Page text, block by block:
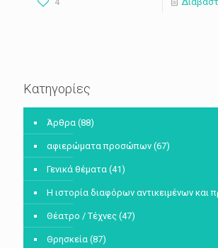
Κατηγορίες
Άρθρα (88)
αφιερώματα προσώπων (67)
Γενικά θέματα (41)
Η ιστορία διαφόρων αντικειμένων και
Θέατρο / Τέχνες (47)
Θρησκεία (87)